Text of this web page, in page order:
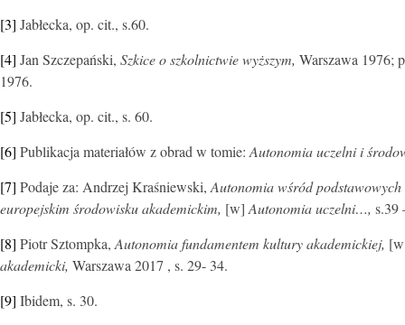
[3] Jabłecka, op. cit., s.60.
[4] Jan Szczepański, Szkice o szkolnictwie wyższym, Warszawa 1976;
1976.
[5] Jabłecka, op. cit., s. 60.
[6] Publikacja materiałów z obrad w tomie:Autonomia uczelni i
[7] Podaje za: Andrzej Kraśniewski,Autonomia wśród
europejskim środowisku akademickim, [w]Autonomia uczelni…, s.39
[8] Piotr Sztompka,Autonomia fundamentem kultury akademickiej,
akademicki, Warszawa 2017 , s. 29- 34.
[9] Ibidem, s. 30.